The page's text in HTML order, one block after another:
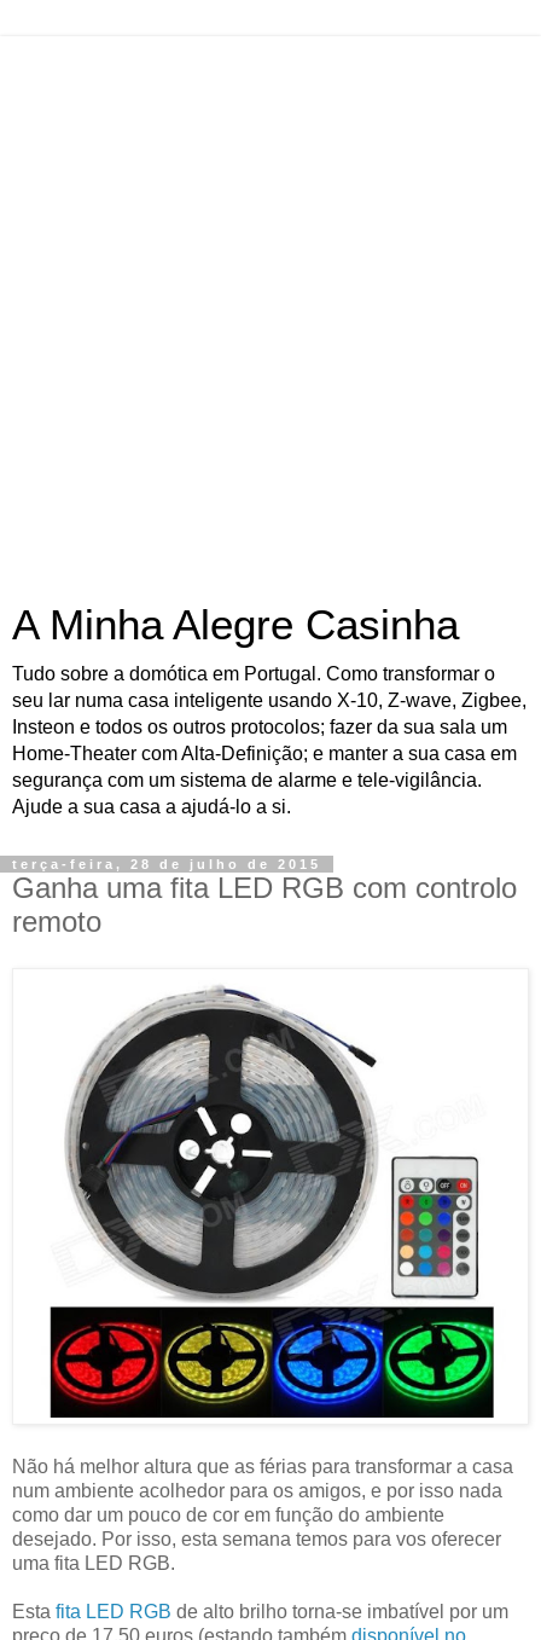
A Minha Alegre Casinha
Tudo sobre a domótica em Portugal. Como transformar o
seu lar numa casa inteligente usando X-10, Z-wave, Zigbee,
Insteon e todos os outros protocolos; fazer da sua sala um
Home-Theater com Alta-Definição; e manter a sua casa em
segurança com um sistema de alarme e tele-vigilância.
Ajude a sua casa a ajudá-lo a si.
terça-feira, 28 de julho de 2015
Ganha uma fita LED RGB com controlo
remoto
Não há melhor altura que as férias para transformar a casa
num ambiente acolhedor para os amigos, e por isso nada
como dar um pouco de cor em função do ambiente
desejado. Por isso, esta semana temos para vos oferecer
uma fita LED RGB.
Esta fita LED RGB de alto brilho torna-se imbatível por um